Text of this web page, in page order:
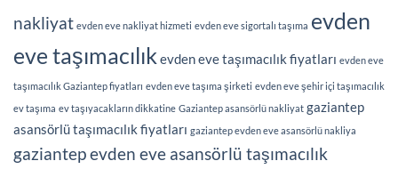
nakliyat evden eve nakliyat hizmeti evden eve sigortalı taşıma evden
eve taşımacılık evden eve taşımacılık fiyatları evden eve
taşımacılık Gaziantep fiyatları evden eve taşıma şirketi evden eve şehir içi taşımacılık
ev taşıma ev taşıyacakların dikkatine Gaziantep asansörlü nakliyat gaziantep
asansörlü taşımacılık fiyatları gaziantep evden eve asansörlü nakliya
gaziantep evden eve asansörlü taşımacılık